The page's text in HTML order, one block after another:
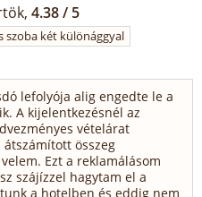
4.38 / 5
szoba két különággyal
lefolyója alig engedte le a
A kijelentkezésnél az
vételárat
összeg
Ezt a reklamálásom
szájízzel hagytam el a
a hotelben és eddig nem